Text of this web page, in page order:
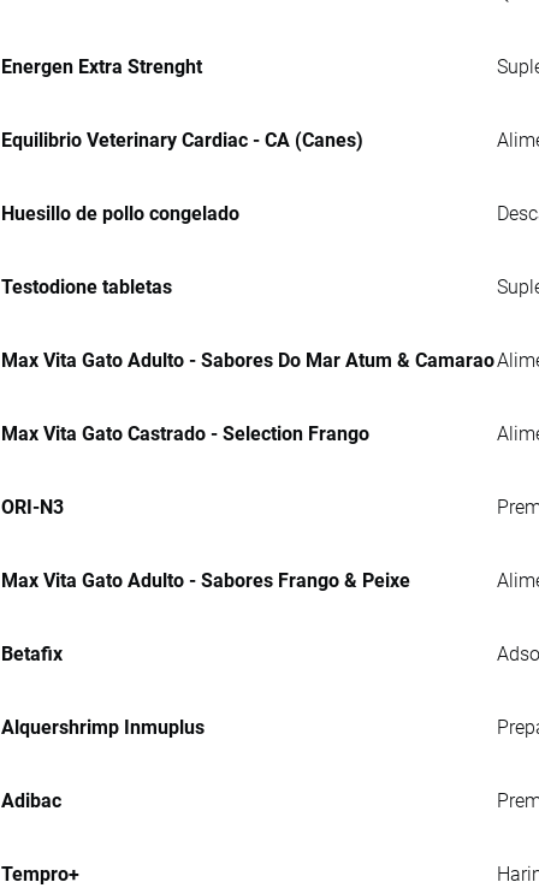
Energen Extra Strenght
Equilibrio Veterinary Cardiac - CA (Canes)
Huesillo de pollo congelado
Testodione tabletas
Max Vita Gato Adulto - Sabores Do Mar Atum & Camarao
Max Vita Gato Castrado - Selection Frango
ORI-N3
Max Vita Gato Adulto - Sabores Frango & Peixe
Betafix
Alquershrimp Inmuplus
Adibac
Tempro+